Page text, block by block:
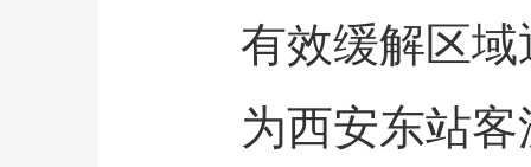
有效缓解区
为西安东站